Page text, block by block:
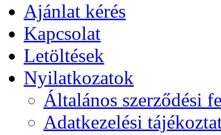
Ajánlat kérés
Kapcsolat
Letöltések
Nyilatkozatok
Általános szerződési
Adatkezelési